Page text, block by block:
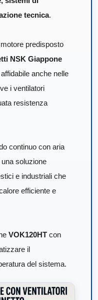
tecnica.
predisposto
NSK Giappone
anche nelle
i ventilatori
resistenza
continuo con aria
soluzione
e industriali che
efficiente e
VOK120HT con
il
del sistema.